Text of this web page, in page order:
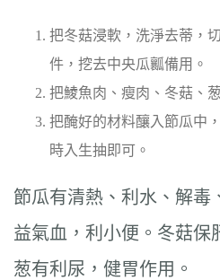
把冬菇浸軟，洗淨去蒂，
件，挖去中央瓜瓤備用。
把鯪魚肉、瘦肉、冬菇、
把醃好的材料釀入節瓜中
時入生抽即可。
節瓜有清熱、利水、解毒
益氣血，利小便。冬菇保
葱有利尿，健胃作用。